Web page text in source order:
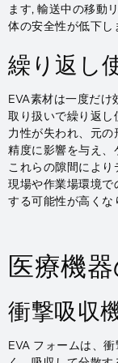
ます, 輸送中の移動
体の安全性が低下し
繰り返し
EVA素材は一度だ
取り扱いで繰り返し
力性が失われ、元の
精度に影響を与え、
これらの隙間により
現場や作業場環境で
する可能性が高くな
医療機
衝撃吸収
EVA フォームは、